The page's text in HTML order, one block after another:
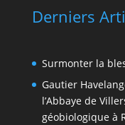
Derniers
Surmonter la
Gautier
l’Abbaye de
géobiologique à